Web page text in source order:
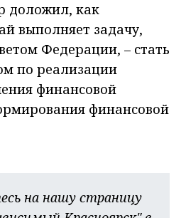
доложил, как
выполняет задачу,
Федерации, – стать
по реализации
финансовой
финансовой
на нашу страницу